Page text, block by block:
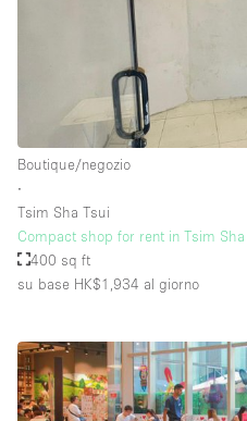
Boutique/negozio
∙
Tsim Sha Tsui
Compact shop for rent in Tsim Sha
400 sq ft
su base HK$1,934 al giorno